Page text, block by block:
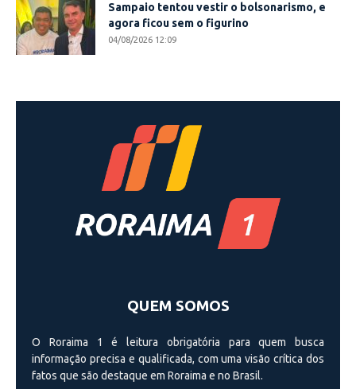
Sampaio tentou vestir o bolsonarismo, e
agora ficou sem o figurino
04/08/2026 12:09
QUEM SOMOS
O Roraima 1 é leitura obrigatória para quem busca
informação precisa e qualificada, com uma visão crí­tica dos
fatos que são destaque em Roraima e no Brasil.